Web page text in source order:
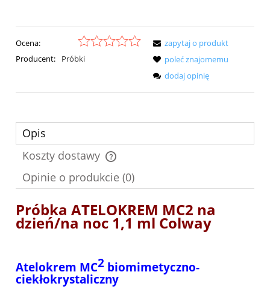
Ocena:
Producent:
Próbki
zapytaj o produkt
poleć znajomemu
dodaj opinię
Opis
Koszty dostawy
Cena nie zawiera ewentualnych kosztów płatności
Opinie o produkcie (0)
Próbka ATELOKREM MC2 na
dzień/na noc 1,1 ml Colway
Atelokrem MC2 biomimetyczno-
ciekłokrystaliczny